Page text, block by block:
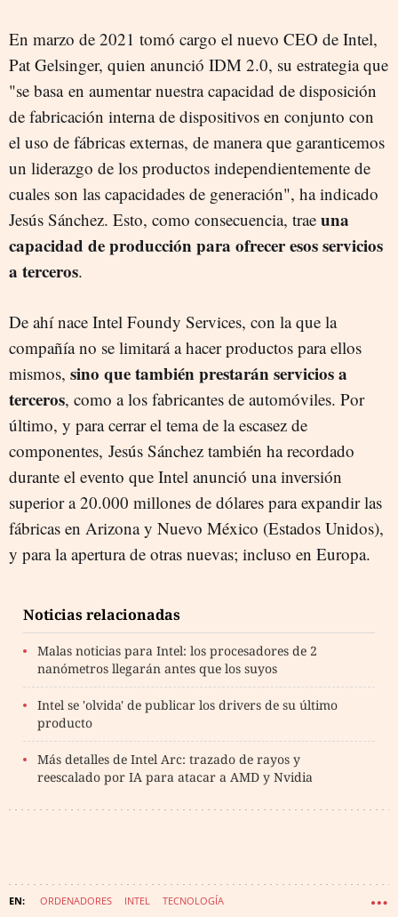
En marzo de 2021 tomó cargo el nuevo CEO de Intel,
Pat Gelsinger, quien anunció IDM 2.0, su estrategia que
"se basa en aumentar nuestra capacidad de disposición
de fabricación interna de dispositivos en conjunto con
el uso de fábricas externas, de manera que garanticemos
un liderazgo de los productos independientemente de
cuales son las capacidades de generación", ha indicado
Jesús Sánchez. Esto, como consecuencia, trae una
capacidad de producción para ofrecer esos servicios
a terceros.
De ahí nace Intel Foundy Services, con la que la
compañía no se limitará a hacer productos para ellos
mismos, sino que también prestarán servicios a
terceros, como a los fabricantes de automóviles. Por
último, y para cerrar el tema de la escasez de
componentes, Jesús Sánchez también ha recordado
durante el evento que Intel anunció una inversión
superior a 20.000 millones de dólares para expandir las
fábricas en Arizona y Nuevo México (Estados Unidos),
y para la apertura de otras nuevas; incluso en Europa.
Noticias relacionadas
Malas noticias para Intel: los procesadores de 2
nanómetros llegarán antes que los suyos
Intel se 'olvida' de publicar los drivers de su último
producto
Más detalles de Intel Arc: trazado de rayos y
reescalado por IA para atacar a AMD y Nvidia
ORDENADORES INTEL TECNOLOGÍA